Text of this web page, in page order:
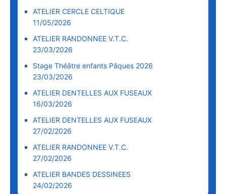
ATELIER CERCLE CELTIQUE
11/05/2026
ATELIER RANDONNEE V.T.C.
23/03/2026
Stage Théâtre enfants Pâques 2026
23/03/2026
ATELIER DENTELLES AUX FUSEAUX
16/03/2026
ATELIER DENTELLES AUX FUSEAUX
27/02/2026
ATELIER RANDONNEE V.T.C.
27/02/2026
ATELIER BANDES DESSINEES
24/02/2026